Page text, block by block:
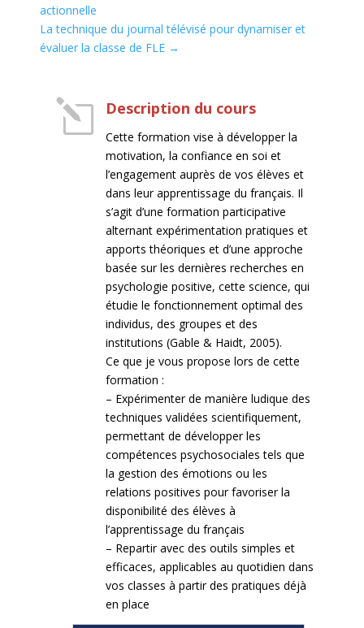
actionnelle
La technique du journal télévisé pour dynamiser et
évaluer la classe de FLE→
l Description du cours
Cette formation vise à développer la
motivation, la confiance en soi et
l’engagement auprès de vos élèves et
dans leur apprentissage du français. Il
s’agit d’une formation participative
alternant expérimentation pratiques et
apports théoriques et d’une approche
basée sur les dernières recherches en
psychologie positive, cette science, qui
étudie le fonctionnement optimal des
individus, des groupes et des
institutions (Gable & Haidt, 2005).
Ce que je vous propose lors de cette
formation :
– Expérimenter de manière ludique des
techniques validées scientifiquement,
permettant de développer les
compétences psychosociales tels que
la gestion des émotions ou les
relations positives pour favoriser la
disponibilité des élèves à
l’apprentissage du français
– Repartir avec des outils simples et
efficaces, applicables au quotidien dans
vos classes à partir des pratiques déjà
en place